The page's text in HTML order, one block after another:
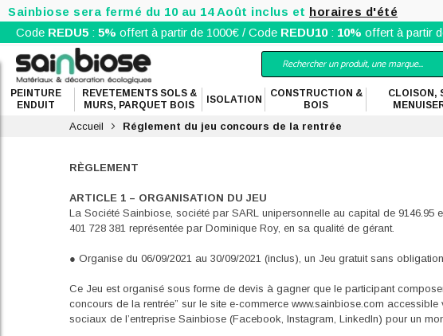
Sainbiose sera fermé du 10 au 14 Août inclus et horaires d'été
Code REDU5 :5% offert à partir de 1000€ / Code REDU10: 10% offert à partir
PEINTURE
ENDUIT
REVETEMENTS SOLS &
MURS, PARQUET BOIS
ISOLATION
CONSTRUCTION &
BOIS
CLOISON,
Accueil Réglement du jeu concours de la rentrée
RÈGLEMENT
ARTICLE 1 – ORGANISATION DU JEU
La Société Sainbiose, société par SARL unipersonnelle au capital de
401 728 381 représentée par Dominique Roy, en sa qualité de gérant.
● Organise du 06/09/2021 au 30/09/2021 (inclus), un Jeu gratuit sans
Ce Jeu est organisé sous forme de devis à gagner que le participant
concours de la rentrée” sur le site e-commerce www.sainbiose.com
sociaux de l’entreprise Sainbiose (Facebook, Instagram, LinkedIn) pour un